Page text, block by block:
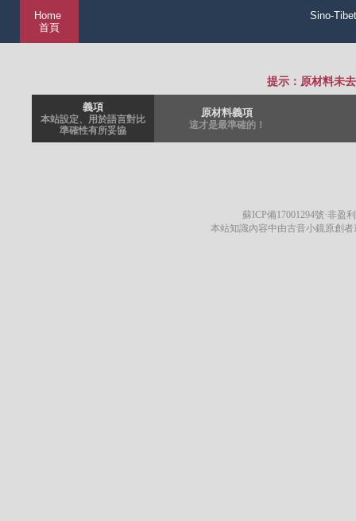
Home
首頁
Sino-
提示：原材料未
義項
本站設定、用於語言對比
準確性有所妥協
原材料義項
這才是最準確的！
蘇ICP備17001294號·非盈
本站知識內容中由古音小鏡原創